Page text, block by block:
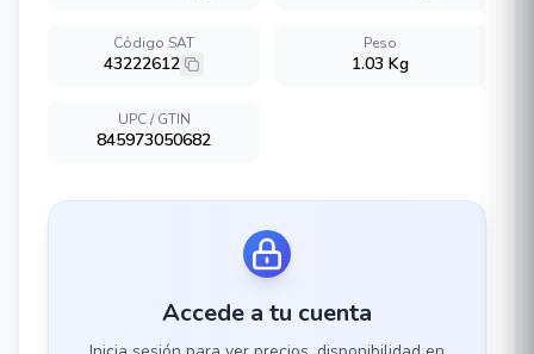
Código SAT
43222612
Peso
1.03 Kg
UPC / GTIN
845973050682
Accede a tu cuenta